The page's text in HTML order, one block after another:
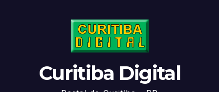
Curitiba Digital